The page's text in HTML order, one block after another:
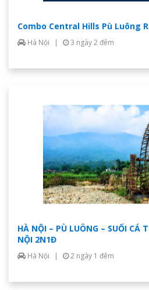
Combo Central Hills Pù Luông
Hà Nội | 3 ngày 2 đêm
HÀ NỘI – PÙ LUÔNG – SUỐI CÁ
NỘI 2N1Đ
Hà Nội | 2 ngày 1 đêm